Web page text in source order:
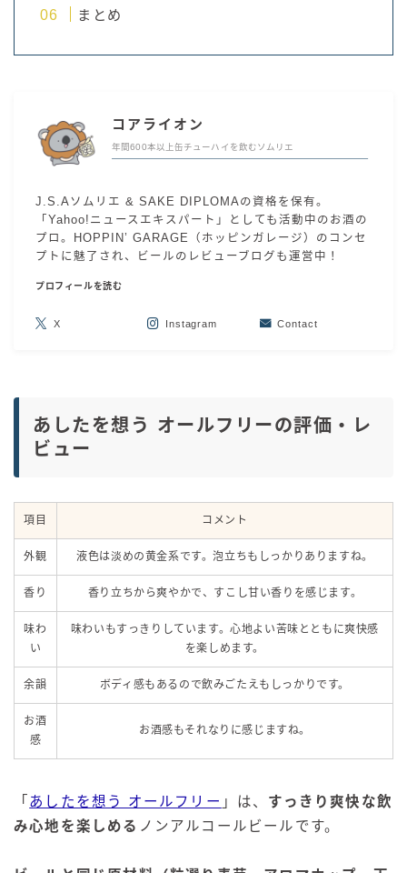
まとめ
コアライオン
年間600本以上缶チューハイを飲むソムリエ
J.S.Aソムリエ & SAKE DIPLOMAの資格を保有。
「Yahoo!ニュースエキスパート」としても活動中のお酒の
プロ。HOPPIN’ GARAGE（ホッピンガレージ）のコンセ
プトに魅了され、ビールのレビューブログも運営中！
プロフィールを読む
X Instagram Contact
あしたを想う オールフリーの評価・レ
ビュー
項目 コメント
外観 液色は淡めの黄金系です。泡立ちもしっかりありますね。
香り 香り立ちから爽やかで、すこし甘い香りを感じます。
味わ
い
味わいもすっきりしています。心地よい苦味とともに爽快感
を楽しめます。
余韻 ボディ感もあるので飲みごたえもしっかりです。
お酒
感
お酒感もそれなりに感じますね。
「 あしたを想う オールフリー 」は、 すっきり爽快な飲
み心地を楽しめる ノンアルコールビールです。